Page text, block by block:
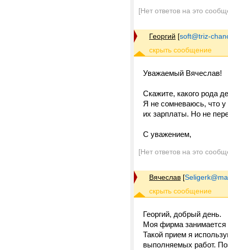
[Нет ответов на это
Георгий [soft@triz-
Уважаемый Вячеслав!
Скажите, какого рода
Я не сомневаюсь, что
их зарплаты. Но не
С уважением,
[Нет ответов на это
Вячеслав [
Георгий, добрый день.
Моя фирма занимается
Такой прием я
выполняемых работ.